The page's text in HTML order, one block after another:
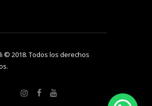
© 2018. Todos los derechos